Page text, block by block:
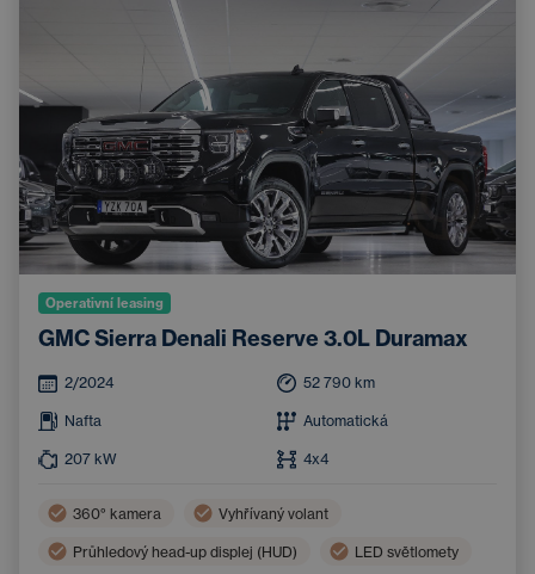
Operativní leasing
GMC Sierra Denali Reserve 3.0L Duramax
2/2024 52 790 km
Nafta Automatická
207 kW 4x4
360° kamera Vyhřívaný volant
Průhledový head-up displej (HUD) LED světlomety